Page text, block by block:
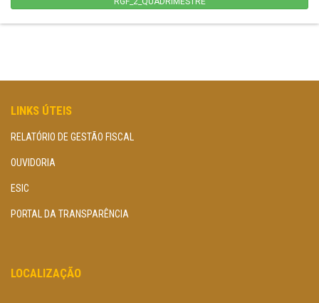
LINKS ÚTEIS
RELATÓRIO DE GESTÃO FISCAL
OUVIDORIA
ESIC
PORTAL DA TRANSPARÊNCIA
LOCALIZAÇÃO